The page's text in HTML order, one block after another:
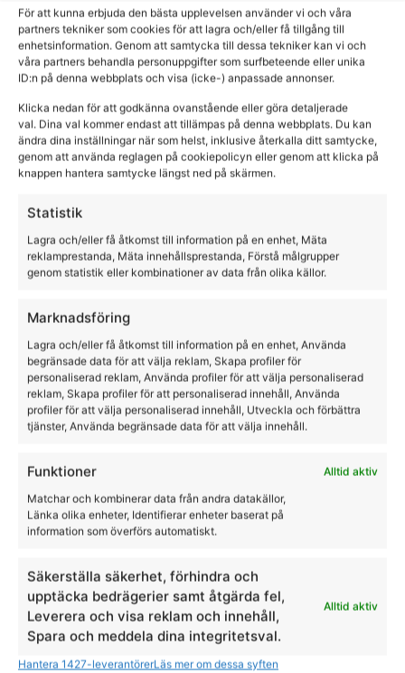
För att kunna erbjuda den bästa upplevelsen använder vi och våra
partners tekniker som cookies för att lagra och/eller få tillgång till
enhetsinformation. Genom att samtycka till dessa tekniker kan vi och
våra partners behandla personuppgifter som surfbeteende eller unika
ID:n på denna webbplats och visa (icke-) anpassade annonser.
Klicka nedan för att godkänna ovanstående eller göra detaljerade
val. Dina val kommer endast att tillämpas på denna webbplats. Du kan
ändra dina inställningar när som helst, inklusive återkalla ditt samtycke,
genom att använda reglagen på cookiepolicyn eller genom att klicka på
knappen hantera samtycke längst ned på skärmen.
Statistik
Lagra och/eller få åtkomst till information på en enhet, Mäta
reklamprestanda, Mäta innehållsprestanda, Förstå målgrupper
genom statistik eller kombinationer av data från olika källor.
Marknadsföring
Lagra och/eller få åtkomst till information på en enhet, Använda
begränsade data för att välja reklam, Skapa profiler för
personaliserad reklam, Använda profiler för att välja personaliserad
reklam, Skapa profiler för att personaliserad innehåll, Använda
profiler för att välja personaliserad innehåll, Utveckla och förbättra
tjänster, Använda begränsade data för att välja innehåll.
Funktioner
Alltid aktiv
Matchar och kombinerar data från andra datakällor,
Länka olika enheter, Identifierar enheter baserat på
information som överförs automatiskt.
Säkerställa säkerhet, förhindra och
upptäcka bedrägerier samt åtgärda fel,
Leverera och visa reklam och innehåll,
Spara och meddela dina integritetsval.
Alltid aktiv
Hantera 1427-leverantörerLäs mer om dessa syften
Skötsel
Borstar snoddar m.m
Flugmedel
Hovvård
Hudvård
Klippmaskiner
Pälsvård
Täcke
Heminredning
Ryttare
Välj varumärke
TRIKEM
LAMI-CELL HKM